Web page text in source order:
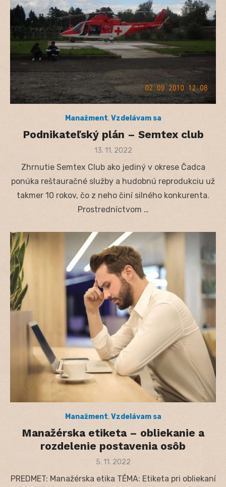
Manažment,Vzdelávam sa
Podnikateľský plán – Semtex club
Posted
13. 11. 2022
Zhrnutie Semtex Club ako jediný v okrese Čadca
ponúka reštauračné služby a hudobnú reprodukciu už
takmer 10 rokov, čo z neho činí silného konkurenta.
Prostredníctvom …
Manažment,Vzdelávam sa
Manažérska etiketa – obliekanie a
rozdelenie postavenia osôb
Posted
5. 11. 2022
PREDMET: Manažérska etika TÉMA: Etiketa pri obliekaní